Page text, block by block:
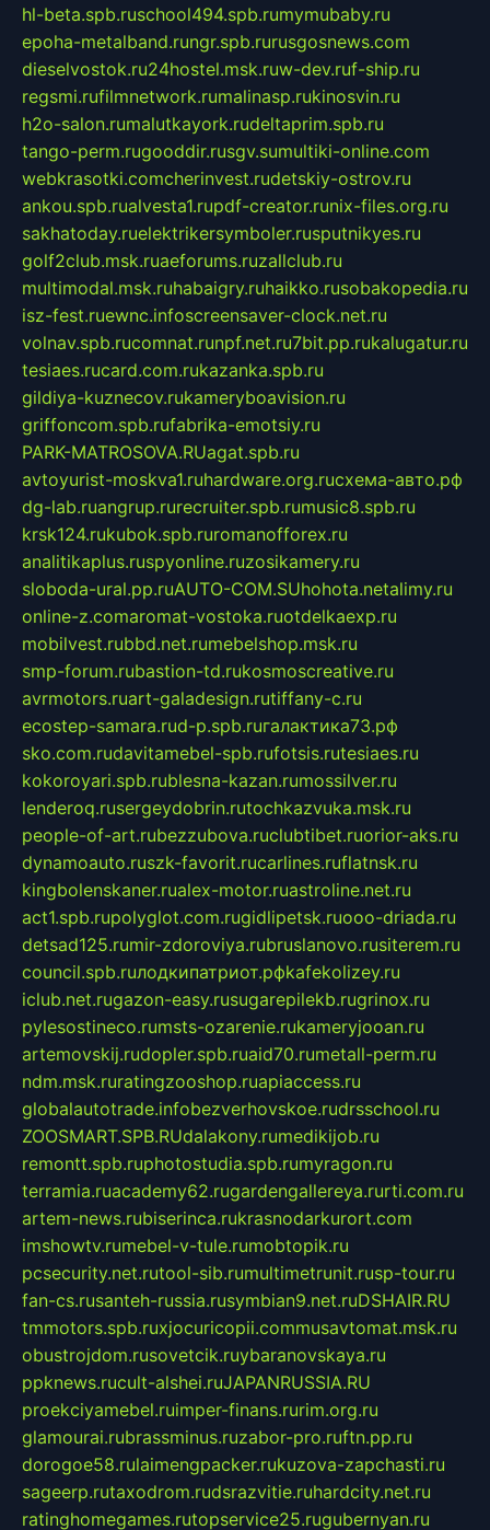
hl-beta.spb.ruschool494.spb.rumymubaby.ru
epoha-metalband.rungr.spb.rurusgosnews.com
dieselvostok.ru24hostel.msk.ruw-dev.ruf-ship.ru
regsmi.rufilmnetwork.rumalinasp.rukinosvin.ru
h2o-salon.rumalutkayork.rudeltaprim.spb.ru
tango-perm.rugooddir.rusgv.sumultiki-online.com
webkrasotki.comcherinvest.rudetskiy-ostrov.ru
ankou.spb.rualvesta1.rupdf-creator.runix-files.org.ru
sakhatoday.ruelektrikersymboler.rusputnikyes.ru
golf2club.msk.ruaeforums.ruzallclub.ru
multimodal.msk.ruhabaigry.ruhaikko.rusobakopedia.ru
isz-fest.ruewnc.infoscreensaver-clock.net.ru
volnav.spb.rucomnat.runpf.net.ru7bit.pp.rukalugatur.ru
tesiaes.rucard.com.rukazanka.spb.ru
gildiya-kuznecov.rukameryboavision.ru
griffoncom.spb.rufabrika-emotsiy.ru
PARK-MATROSOVA.RUagat.spb.ru
avtoyurist-moskva1.ruhardware.org.ruсхема-авто.рф
dg-lab.ruangrup.rurecruiter.spb.rumusic8.spb.ru
krsk124.rukubok.spb.ruromanofforex.ru
analitikaplus.ruspyonline.ruzosikamery.ru
sloboda-ural.pp.ruAUTO-COM.SUhohota.netalimy.ru
online-z.comaromat-vostoka.ruotdelkaexp.ru
mobilvest.rubbd.net.rumebelshop.msk.ru
smp-forum.rubastion-td.rukosmoscreative.ru
avrmotors.ruart-galadesign.rutiffany-c.ru
ecostep-samara.rud-p.spb.ruгалактика73.рф
sko.com.rudavitamebel-spb.rufotsis.rutesiaes.ru
kokoroyari.spb.rublesna-kazan.rumossilver.ru
lenderoq.rusergeydobrin.rutochkazvuka.msk.ru
people-of-art.rubezzubova.ruclubtibet.ruorior-aks.ru
dynamoauto.ruszk-favorit.rucarlines.ruflatnsk.ru
kingbolenskaner.rualex-motor.ruastroline.net.ru
act1.spb.rupolyglot.com.rugidlipetsk.ruooo-driada.ru
detsad125.rumir-zdoroviya.rubruslanovo.rusiterem.ru
council.spb.ruлодкипатриот.рфkafekolizey.ru
iclub.net.rugazon-easy.rusugarepilekb.rugrinox.ru
pylesostineco.rumsts-ozarenie.rukameryjooan.ru
artemovskij.rudopler.spb.ruaid70.rumetall-perm.ru
ndm.msk.ruratingzooshop.ruapiaccess.ru
globalautotrade.infobezverhovskoe.rudrsschool.ru
ZOOSMART.SPB.RUdalakony.rumedikijob.ru
remontt.spb.ruphotostudia.spb.rumyragon.ru
terramia.ruacademy62.rugardengallereya.rurti.com.ru
artem-news.rubiserinca.rukrasnodarkurort.com
imshowtv.rumebel-v-tule.rumobtopik.ru
pcsecurity.net.rutool-sib.rumultimetrunit.rusp-tour.ru
fan-cs.rusanteh-russia.rusymbian9.net.ruDSHAIR.RU
tmmotors.spb.ruxjocuricopii.commusavtomat.msk.ru
obustrojdom.rusovetcik.ruybaranovskaya.ru
ppknews.rucult-alshei.ruJAPANRUSSIA.RU
proekciyamebel.ruimper-finans.rurim.org.ru
glamourai.rubrassminus.ruzabor-pro.ruftn.pp.ru
dorogoe58.rulaimengpacker.rukuzova-zapchasti.ru
sageerp.rutaxodrom.rudsrazvitie.ruhardcity.net.ru
ratinghomegames.rutopservice25.rugubernyan.ru